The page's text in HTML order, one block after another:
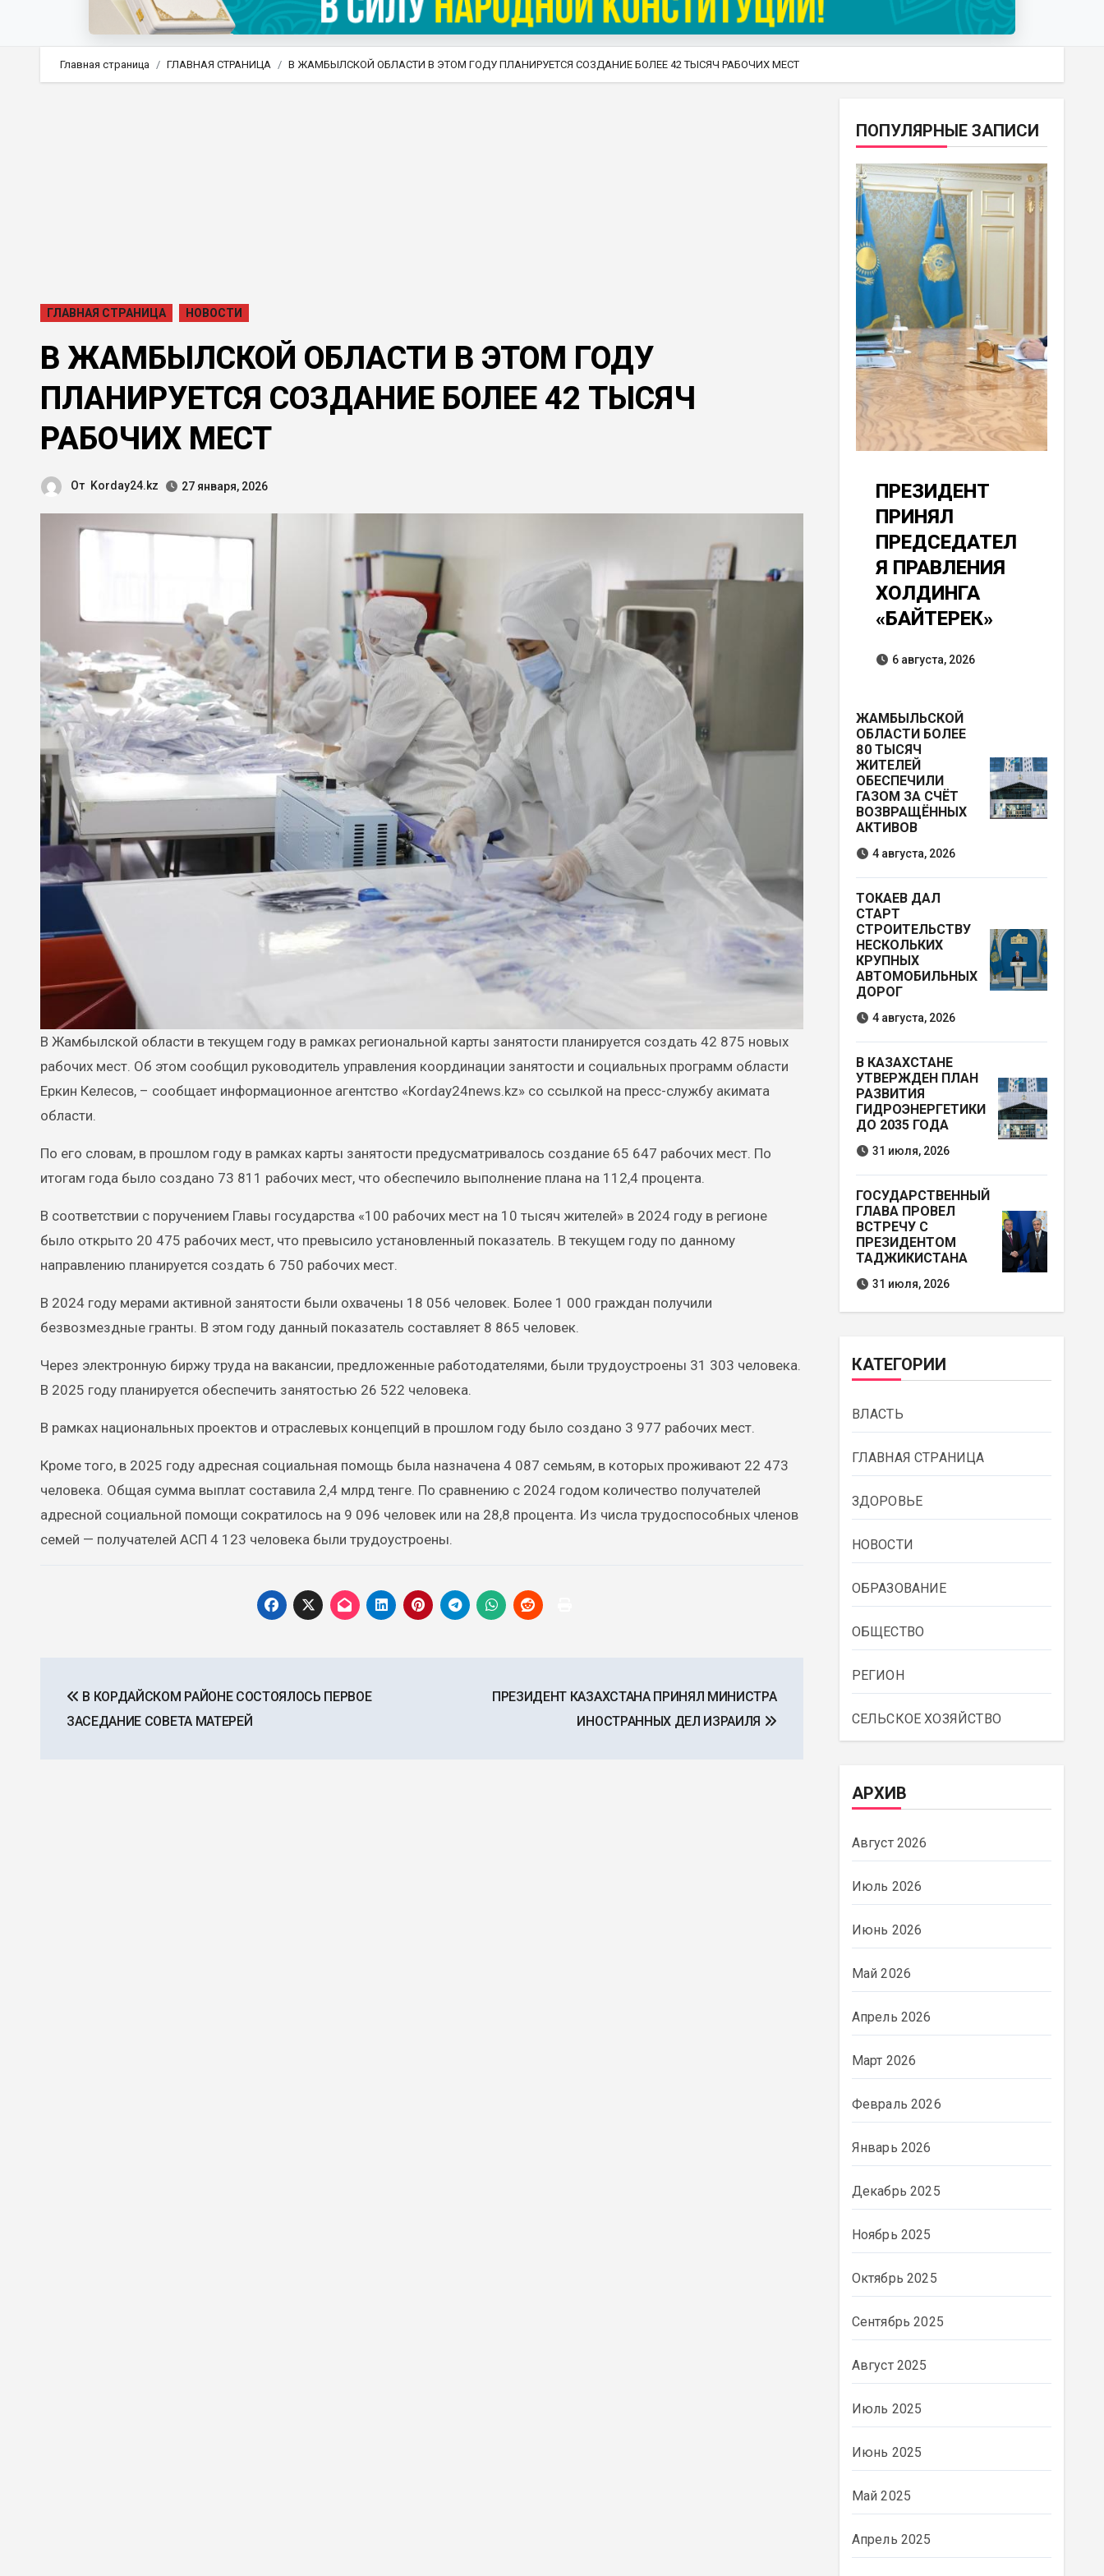
Главная страница ГЛАВНАЯ СТРАНИЦА В ЖАМБЫЛСКОЙ ОБЛАСТИ В ЭТОМ ГОДУ ПЛАНИРУЕТСЯ СОЗДАНИЕ БОЛЕЕ 42 ТЫСЯЧ РАБОЧИХ МЕСТ
ГЛАВНАЯ СТРАНИЦА НОВОСТИ
В ЖАМБЫЛСКОЙ ОБЛАСТИ В ЭТОМ ГОДУ
ПЛАНИРУЕТСЯ СОЗДАНИЕ БОЛЕЕ 42 ТЫСЯЧ
РАБОЧИХ МЕСТ
От Korday24.kz 27 января, 2026
В Жамбылской области в текущем году в рамках региональной карты занятости планируется создать 42 875 новых
рабочих мест. Об этом сообщил руководитель управления координации занятости и социальных программ области
Еркин Келесов, – сообщает информационное агентство «Korday24news.kz» со ссылкой на пресс-службу акимата
области.
По его словам, в прошлом году в рамках карты занятости предусматривалось создание 65 647 рабочих мест. По
итогам года было создано 73 811 рабочих мест, что обеспечило выполнение плана на 112,4 процента.
В соответствии с поручением Главы государства «100 рабочих мест на 10 тысяч жителей» в 2024 году в регионе
было открыто 20 475 рабочих мест, что превысило установленный показатель. В текущем году по данному
направлению планируется создать 6 750 рабочих мест.
В 2024 году мерами активной занятости были охвачены 18 056 человек. Более 1 000 граждан получили
безвозмездные гранты. В этом году данный показатель составляет 8 865 человек.
Через электронную биржу труда на вакансии, предложенные работодателями, были трудоустроены 31 303 человека.
В 2025 году планируется обеспечить занятостью 26 522 человека.
В рамках национальных проектов и отраслевых концепций в прошлом году было создано 3 977 рабочих мест.
Кроме того, в 2025 году адресная социальная помощь была назначена 4 087 семьям, в которых проживают 22 473
человека. Общая сумма выплат составила 2,4 млрд тенге. По сравнению с 2024 годом количество получателей
адресной социальной помощи сократилось на 9 096 человек или на 28,8 процента. Из числа трудоспособных членов
семей — получателей АСП 4 123 человека были трудоустроены.
по
В КОРДАЙСКОМ РАЙОНЕ СОСТОЯЛОСЬ ПЕРВОЕ
ЗАСЕДАНИЕ СОВЕТА МАТЕРЕЙ
ПРЕЗИДЕНТ КАЗАХСТАНА ПРИНЯЛ МИНИСТРА
ИНОСТРАННЫХ ДЕЛ ИЗРАИЛЯ
ПОПУЛЯРНЫЕ ЗАПИСИ
ПРЕЗИДЕНТ
ПРИНЯЛ
ПРЕДСЕДАТЕЛ
Я ПРАВЛЕНИЯ
ХОЛДИНГА
«БАЙТЕРЕК»
6 августа, 2026
ЖАМБЫЛЬСКОЙ
ОБЛАСТИ БОЛЕЕ
80 ТЫСЯЧ
ЖИТЕЛЕЙ
ОБЕСПЕЧИЛИ
ГАЗОМ ЗА СЧЁТ
ВОЗВРАЩЁННЫХ
АКТИВОВ
4 августа, 2026
ТОКАЕВ ДАЛ
СТАРТ
СТРОИТЕЛЬСТВУ
НЕСКОЛЬКИХ
КРУПНЫХ
АВТОМОБИЛЬНЫХ
ДОРОГ
4 августа, 2026
В КАЗАХСТАНЕ
УТВЕРЖДЕН ПЛАН
РАЗВИТИЯ
ГИДРОЭНЕРГЕТИКИ
ДО 2035 ГОДА
31 июля, 2026
ГОСУДАРСТВЕННЫЙ
ГЛАВА ПРОВЕЛ
ВСТРЕЧУ С
ПРЕЗИДЕНТОМ
ТАДЖИКИСТАНА
31 июля, 2026
КАТЕГОРИИ
ВЛАСТЬ
ГЛАВНАЯ СТРАНИЦА
ЗДОРОВЬЕ
НОВОСТИ
ОБРАЗОВАНИЕ
ОБЩЕСТВО
РЕГИОН
СЕЛЬСКОЕ ХОЗЯЙСТВО
АРХИВ
Август 2026
Июль 2026
Июнь 2026
Май 2026
Апрель 2026
Март 2026
Февраль 2026
Январь 2026
Декабрь 2025
Ноябрь 2025
Октябрь 2025
Сентябрь 2025
Август 2025
Июль 2025
Июнь 2025
Май 2025
Апрель 2025
ВЛАСТЬ